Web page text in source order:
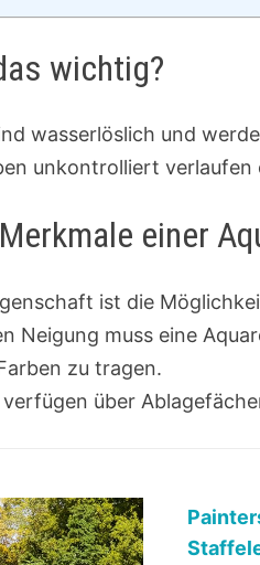
wichtig?
wasserlöslich und
unkontrolliert
einer
ist die
Neigung muss eine
zu tragen.
über